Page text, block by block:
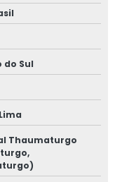
do Sul
Thaumaturgo